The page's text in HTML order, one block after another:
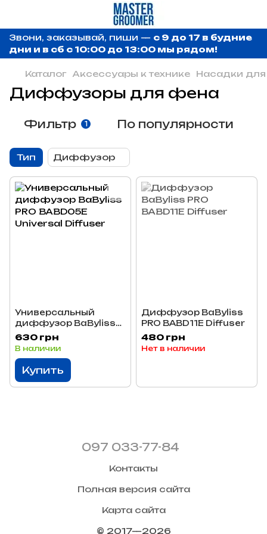
Звони, заказывай, пиши — с 9 до 17 в будние
дни и в сб с 10:00 до 13:00 мы рядом!
Каталог Аксессуары к технике Насадки
Диффузоры для фена
Фильтр 1 По популярности
Тип Диффузор
Универсальный
диффузор BaByliss
PRO BABD05E
Universal Diffuser
630 грн
В наличии
Купить
Диффузор BaByliss
PRO BABD11E Diffuser
480 грн
Нет в наличии
097 033-77-84
Контакты
Полная версия сайта
Карта сайта
© 2017—2026